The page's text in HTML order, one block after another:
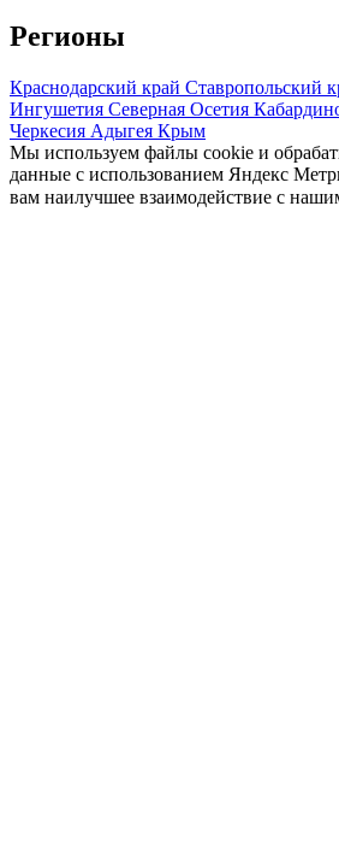
Регионы
Краснодарский край Ставропольский
Ингушетия Северная Осетия
Черкесия Адыгея Крым
Мы используем файлы cookie и
данные с использованием Яндекс
вам наилучшее взаимодействие с